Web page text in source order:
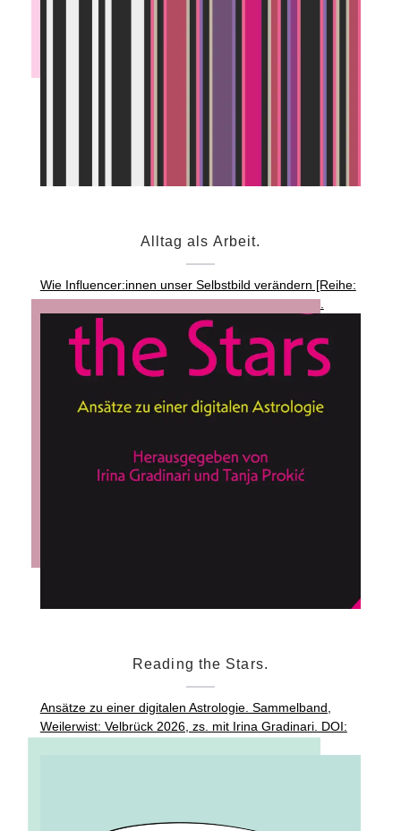
Alltag als Arbeit.
Wie Influencer:innen unser Selbstbild verändern [Reihe:
Was bedeutet das alles?], Stuttgart: Reclam 2026.
Reading the Stars.
Ansätze zu einer digitalen Astrologie. Sammelband,
Weilerwist: Velbrück 2026, zs. mit Irina Gradinari. DOI: